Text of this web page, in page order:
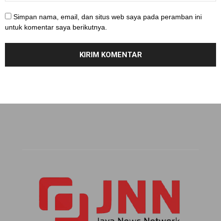
Simpan nama, email, dan situs web saya pada peramban ini
untuk komentar saya berikutnya.